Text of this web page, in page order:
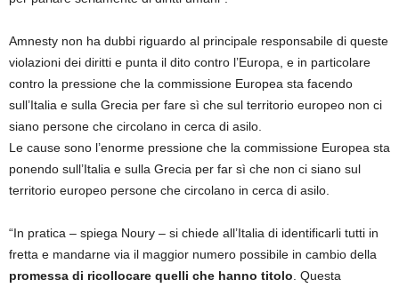
Amnesty non ha dubbi riguardo al principale responsabile di queste
violazioni dei diritti e punta il dito contro l’Europa, e in particolare
contro la pressione che la commissione Europea sta facendo
sull’Italia e sulla Grecia per fare sì che sul territorio europeo non ci
siano persone che circolano in cerca di asilo.
Le cause sono l’enorme pressione che la commissione Europea sta
ponendo sull’Italia e sulla Grecia per far sì che non ci siano sul
territorio europeo persone che circolano in cerca di asilo.
“In pratica – spiega Noury – si chiede all’Italia di identificarli tutti in
fretta e mandarne via il maggior numero possibile in cambio della
promessa di ricollocare quelli che hanno titolo . Questa